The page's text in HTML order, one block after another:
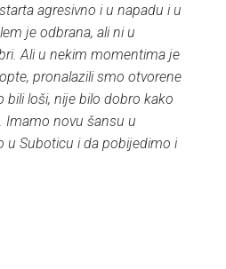
agresivno i u napadu i u
je odbrana, ali ni u
Ali u nekim momentima je
pronalazili smo otvorene
bili loši, nije bilo dobro kako
Imamo novu šansu u
u Suboticu i da pobijedimo i